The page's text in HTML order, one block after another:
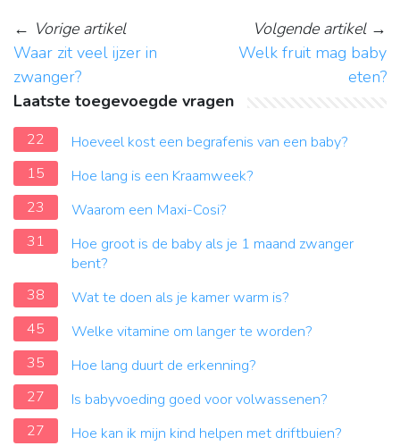
← Vorige artikel
Waar zit veel ijzer in
zwanger?
Volgende artikel→
Welk fruit mag baby
eten?
Laatste toegevoegde vragen
22
Hoeveel kost een begrafenis van een baby?
15
Hoe lang is een Kraamweek?
23
Waarom een Maxi-Cosi?
31
Hoe groot is de baby als je 1 maand zwanger
bent?
38
Wat te doen als je kamer warm is?
45
Welke vitamine om langer te worden?
35
Hoe lang duurt de erkenning?
27
Is babyvoeding goed voor volwassenen?
27
Hoe kan ik mijn kind helpen met driftbuien?